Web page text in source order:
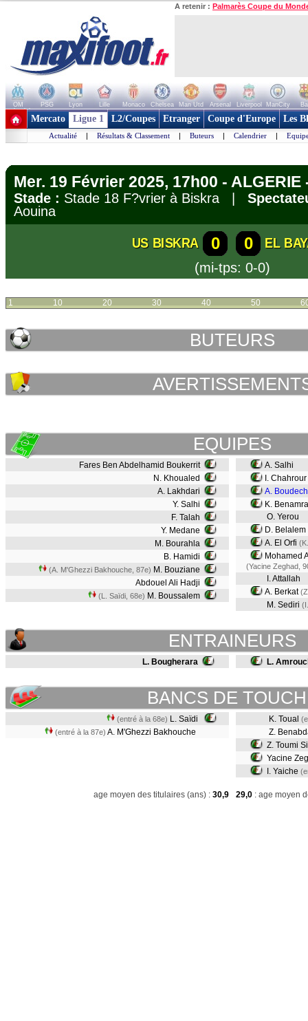
A retenir : Palmarès Coupe du
OM PSG Lyon Lille Monaco Chelsea Man Utd Arsenal Liverpool ManCity
+ de clubs
Mercato Ligue 1 L2/Coupes Etranger Coupe d'Europe Les
Actualité | Résultats & Classement | Buteurs | Calendrier |
Mer. 19 Février 2025, 17h00 -
Stade : Stade 18 F?vrier à Biskra |
Aouina
US BISKRA 0 0
EL
(mi-tps: 0-0)
1 10 20 30 40 50
BUTEURS
EQUIPES
Fares Ben Abdelhamid Boukerrit
N. Khoualed
A. Lakhdari
Y. Salhi
F. Talah
Y. Medane
M. Bourahla
B. Hamidi
(A. M'Ghezzi Bakhouche, 87e) M. Bouziane
Abdouel Ali Hadji
(L. Saïdi, 68e) M. Boussalem
A. Salhi
I. Chahrour
A.
K.
O. Yerou
D. Belalem
A. El Orfi
Mohamed
(Yacine Zeghad,
I. Attallah
A. Berkat
M. Sediri
ENTRAINEURS
L. Bougherara L.
BANCS DE
(entré à la 68e) L. Saïdi
(entré à la 87e) A. M'Ghezzi Bakhouche
K. Toual
Z.
Z. Toumi
Yacine
I. Yaiche
age moyen des titulaires (ans) : 30,9 29,0 : age moyen